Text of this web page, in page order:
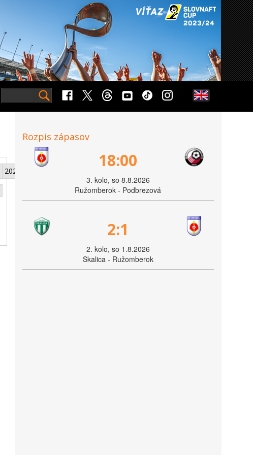
2026
Rozpis zápasov
18:00
3. kolo, so 8.8.2026
Ružomberok - Podbrezová
2:1
2. kolo, so 1.8.2026
Skalica - Ružomberok